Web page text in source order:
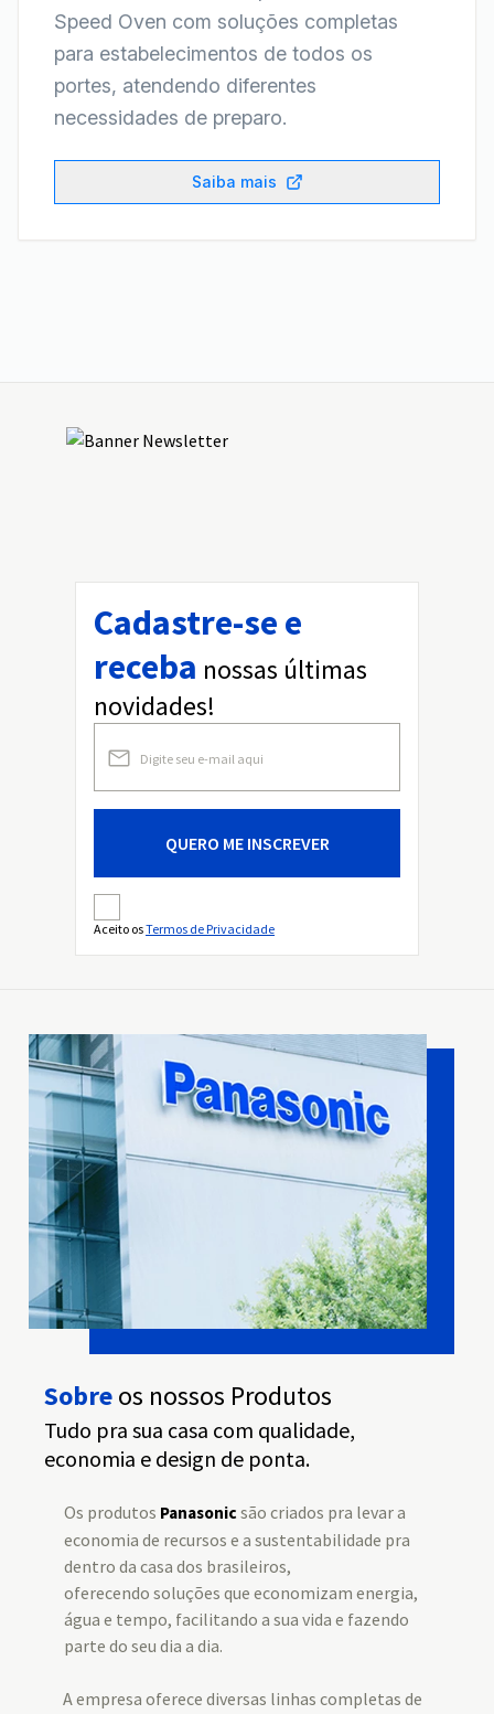
Speed Oven com soluções completas
para estabelecimentos de todos os
portes, atendendo diferentes
necessidades de preparo.
Saiba mais
Cadastre-se e
receba nossas últimas
novidades!
QUERO ME INSCREVER
Aceito osTermos de Privacidade
Sobreos nossos Produtos
Tudo pra sua casa com qualidade,
economia e design de ponta.
Os produtos Panasonic são criados pra levar a
economia de recursos e a sustentabilidade pra
dentro da casa dos brasileiros,
oferecendo soluções que economizam energia,
água e tempo, facilitando a sua vida e fazendo
parte do seu dia a dia.
A empresa oferece diversas linhas completas de